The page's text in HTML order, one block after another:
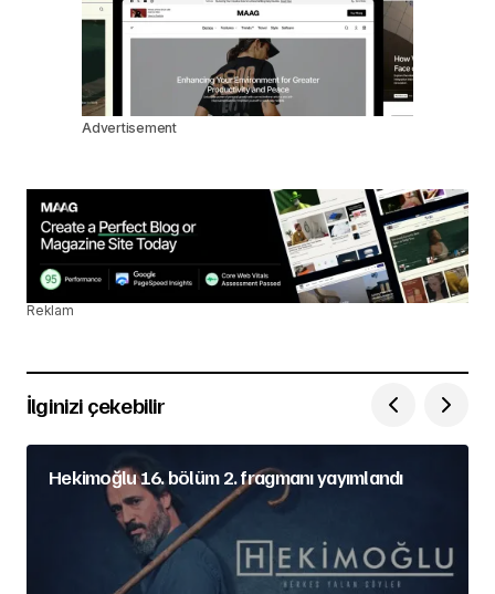
Advertisement
Reklam
İlginizi çekebilir
Hekimoğlu 16. bölüm 2. fragmanı yayımlandı